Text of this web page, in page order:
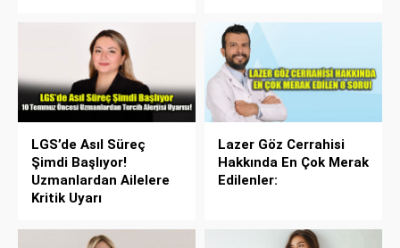
LGS’de Asıl Süreç
Şimdi Başlıyor!
Uzmanlardan Ailelere
Kritik Uyarı
Lazer Göz Cerrahisi
Hakkında En Çok Merak
Edilenler: